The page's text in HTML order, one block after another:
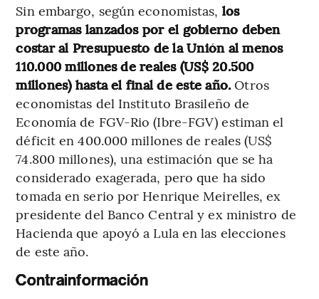
Sin embargo, según economistas, los
programas lanzados por el gobierno deben
costar al Presupuesto de la Unión al menos
110.000 millones de reales (US$ 20.500
millones) hasta el final de este año. Otros
economistas del Instituto Brasileño de
Economía de FGV-Rio (Ibre-FGV) estiman el
déficit en 400.000 millones de reales (US$
74.800 millones), una estimación que se ha
considerado exagerada, pero que ha sido
tomada en serio por Henrique Meirelles, ex
presidente del Banco Central y ex ministro de
Hacienda que apoyó a Lula en las elecciones
de este año.
Contrainformación